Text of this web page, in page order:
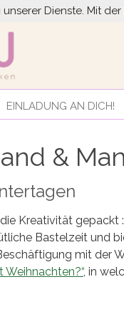
EINLADUNG AN DICH!
&
Kreativität gepackt
Bastelzeit und
mit der
Weihnachten?“, in
Dienste. Mit